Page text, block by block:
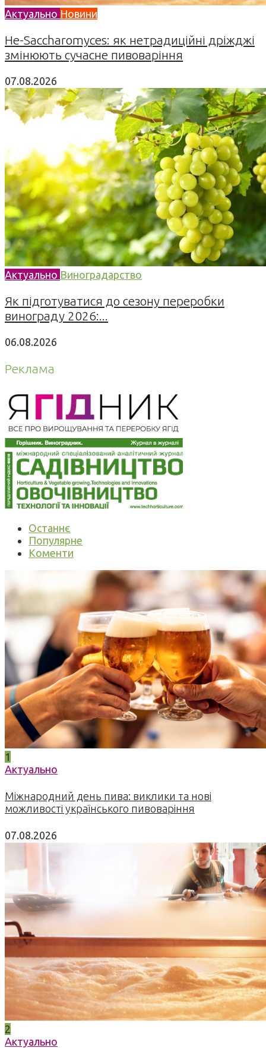
Актуально Новини
Не-Saccharomyces: як нетрадиційні дріжджі
змінюють сучасне пивоваріння
07.08.2026
Актуально Виноградарство
Як підготуватися до сезону переробки
винограду 2026:...
06.08.2026
Реклама
Останнє
Популярне
Коменти
1
Актуально
Міжнародний день пива: виклики та нові
можливості українського пивоваріння
07.08.2026
2
Актуально